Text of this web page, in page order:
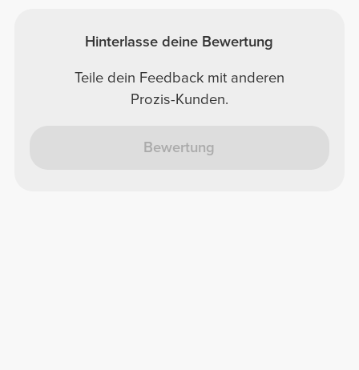
Hinterlasse deine Bewertung
Teile dein Feedback mit anderen
Prozis-Kunden.
Bewertung